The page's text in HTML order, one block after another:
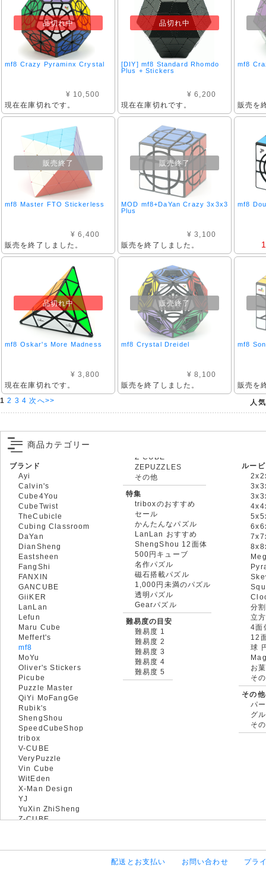
品切れ中
mf8 Crazy Pyraminx Crystal
¥ 10,500
現在在庫切れです。
品切れ中
[DIY] mf8 Standard Rhomdo
Plus + Stickers
¥ 6,200
現在在庫切れです。
mf8
販売を
販売終了
mf8 Master FTO Stickerless
¥ 6,400
販売を終了しました。
販売終了
MOD mf8+DaYan Crazy 3x3x3
Plus
¥ 3,100
販売を終了しました。
mf8
品切れ中
mf8 Oskar's More Madness
¥ 3,800
現在在庫切れです。
販売終了
mf8 Crystal Dreidel
¥ 8,100
販売を終了しました。
mf8
販売を
人
1 2 3 4 次へ>>
商品カテゴリー
ブランド
Ayi
Calvin's
Cube4You
CubeTwist
TheCubicle
Cubing Classroom
DaYan
DianSheng
Eastsheen
FangShi
FANXIN
GANCUBE
GiiKER
LanLan
Lefun
Maru Cube
Meffert's
mf8
MoYu
Oliver's Stickers
Picube
Puzzle Master
QiYi MoFangGe
Rubik's
ShengShou
SpeedCubeShop
tribox
V-CUBE
VeryPuzzle
Vin Cube
WitEden
X-Man Design
YJ
YuXin ZhiSheng
Z-CUBE
ZEPUZZLES
その他
特集
triboxのおすすめ
セール
かんたんなパズル
LanLan おすすめ
ShengShou 12面体
500円キューブ
名作パズル
磁石搭載パズル
1,000円未満のパズル
透明パズル
Gearパズル
難易度の目安
難易度 1
難易度 2
難易度 3
難易度 4
難易度 5
ルー
分
立
4面
12
球
お
そ
その
パ
グ
そ
配送とお支払い お問い合わせ プラ